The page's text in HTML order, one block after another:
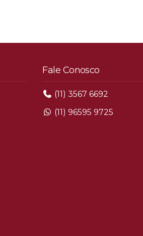
Fale Conosco
(11) 3567 6692
(11) 96595 9725